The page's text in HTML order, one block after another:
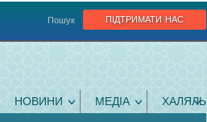
підтримати нас
Пошук
НОВИНИ МЕДІА ХАЛЯЛЬ